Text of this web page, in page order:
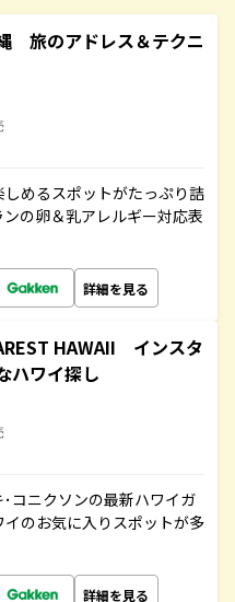
旅のアドレス＆テクニ
めるスポットがたっぷり詰
の卵＆乳アレルギー対応表
詳細を見る
HAWAII インスタ
ハワイ探し
コニクソンの最新ハワイガ
のお気に入りスポットが多
詳細を見る